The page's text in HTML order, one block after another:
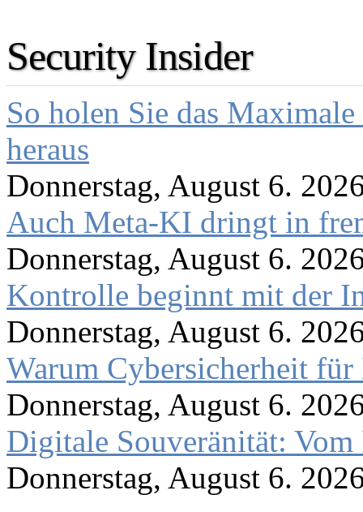
Security Insider
So holen Sie das
heraus
Donnerstag, August 6.
Auch Meta-KI dringt in
Donnerstag, August 6.
Kontrolle beginnt mit der
Donnerstag, August 6.
Warum Cybersicherheit für
Donnerstag, August 6.
Digitale Souveränität:
Donnerstag, August 6.